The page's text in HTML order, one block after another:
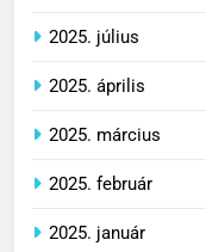
2025. július
2025. április
2025. március
2025. február
2025. január